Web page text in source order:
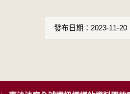
發布日期：2023-11-20